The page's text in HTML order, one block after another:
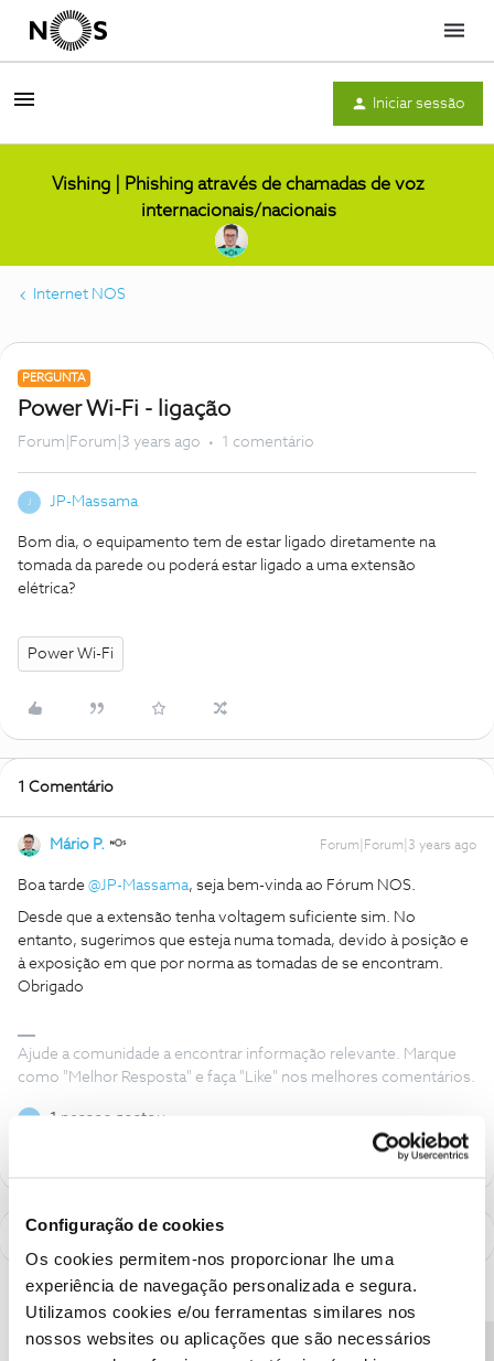
Configuração de cookies
Os cookies permitem-nos proporcionar lhe uma
experiência de navegação personalizada e segura.
Utilizamos cookies e/ou ferramentas similares nos
nossos websites ou aplicações que são necessários
Menu
Iniciar sessão
Vishing | Phishing através de chamadas de voz
internacionais/nacionais
Internet NOS
PERGUNTA
Power Wi-Fi - ligação
Forum|Forum|3 years ago 1 comentário
JP-Massama
Bom dia, o equipamento tem de estar ligado diretamente na
tomada da parede ou poderá estar ligado a uma extensão
elétrica?
Power Wi-Fi
1 Comentário
Mário P. Forum|Forum|3 years ago
Boa tarde @JP-Massama, seja bem-vinda ao Fórum NOS.
Desde que a extensão tenha voltagem suficiente sim. No
entanto, sugerimos que esteja numa tomada, devido à posição e
à exposição em que por norma as tomadas de se encontram.
Obrigado
Ajude a comunidade a encontrar informação relevante. Marque
como "Melhor Resposta" e faça "Like" nos melhores comentários.
J 1 pessoa gostou